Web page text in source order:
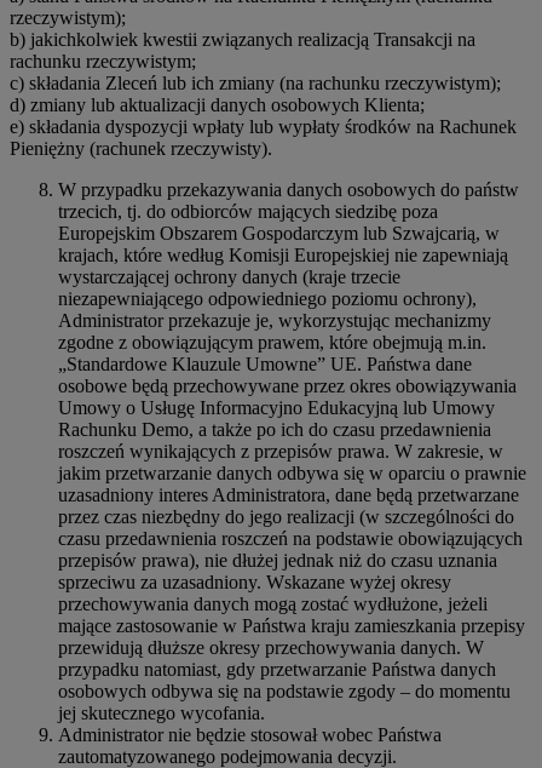
rzeczywistym);
b) jakichkolwiek kwestii związanych realizacją Transakcji na
rachunku rzeczywistym;
c) składania Zleceń lub ich zmiany (na rachunku rzeczywistym);
d) zmiany lub aktualizacji danych osobowych Klienta;
e) składania dyspozycji wpłaty lub wypłaty środków na Rachunek
Pieniężny (rachunek rzeczywisty).
W przypadku przekazywania danych osobowych do państw
trzecich, tj. do odbiorców mających siedzibę poza
Europejskim Obszarem Gospodarczym lub Szwajcarią, w
krajach, które według Komisji Europejskiej nie zapewniają
wystarczającej ochrony danych (kraje trzecie
niezapewniającego odpowiedniego poziomu ochrony),
Administrator przekazuje je, wykorzystując mechanizmy
zgodne z obowiązującym prawem, które obejmują m.in.
„Standardowe Klauzule Umowne” UE. Państwa dane
osobowe będą przechowywane przez okres obowiązywania
Umowy o Usługę Informacyjno Edukacyjną lub Umowy
Rachunku Demo, a także po ich do czasu przedawnienia
roszczeń wynikających z przepisów prawa. W zakresie, w
jakim przetwarzanie danych odbywa się w oparciu o prawnie
uzasadniony interes Administratora, dane będą przetwarzane
przez czas niezbędny do jego realizacji (w szczególności do
czasu przedawnienia roszczeń na podstawie obowiązujących
przepisów prawa), nie dłużej jednak niż do czasu uznania
sprzeciwu za uzasadniony. Wskazane wyżej okresy
przechowywania danych mogą zostać wydłużone, jeżeli
mające zastosowanie w Państwa kraju zamieszkania przepisy
przewidują dłuższe okresy przechowywania danych. W
przypadku natomiast, gdy przetwarzanie Państwa danych
osobowych odbywa się na podstawie zgody – do momentu
jej skutecznego wycofania.
Administrator nie będzie stosował wobec Państwa
zautomatyzowanego podejmowania decyzji.